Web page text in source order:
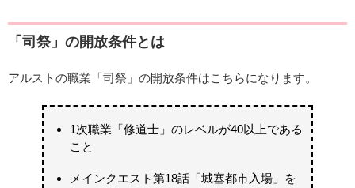
「司祭」の開放条件とは
アルストの職業「司祭」の開放条件はこちらになります。
1次職業「修道士」のレベルが40以上である
こと
メインクエスト第18話「城塞都市入場」を